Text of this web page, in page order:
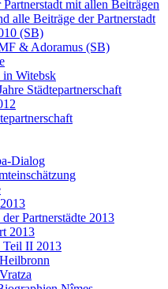
mit allen Beiträgen
alle Beiträge der Partnerstadt
(SB)
& Adoramus (SB)
Witebsk
Städtepartnerschaft
Dialog
Partnerstädte 2013
2013
Teil II 2013